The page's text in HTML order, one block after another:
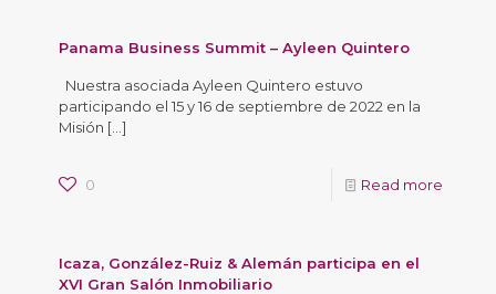
Panama Business Summit – Ayleen Quintero
Nuestra asociada Ayleen Quintero estuvo
participando el 15 y 16 de septiembre de 2022 en la
Misión […]
0 Read more
Icaza, González-Ruiz & Alemán participa en el
XVI Gran Salón Inmobiliario